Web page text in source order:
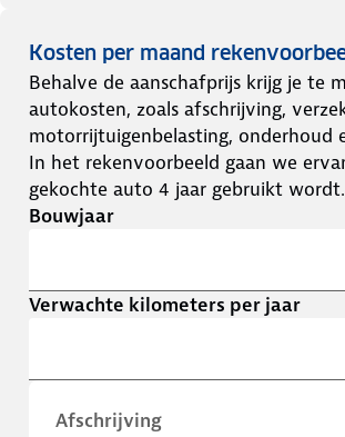
Kosten per maand
Behalve de aanschafprijs krijg je te
autokosten, zoals afschrijving,
motorrijtuigenbelasting, onderhoud
In het rekenvoorbeeld gaan we
gekochte auto 4 jaar gebruikt wordt.
Bouwjaar
Verwachte kilometers per jaar
Afschrijving